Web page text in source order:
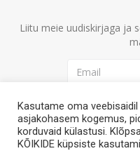
Liitu meie uudiskirjaga ja
Kasutame oma
asjakohasem kogemus,
korduvaid külastusi.
KÕIKIDE küpsiste